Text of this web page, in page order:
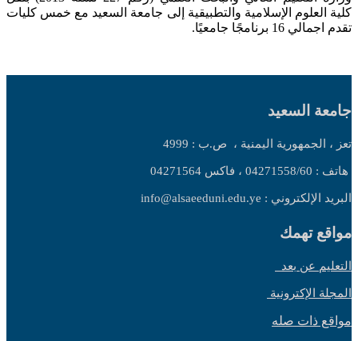
كلية العلوم الإسلامية والتطبيقية إلى جامعة السعيد مع خمس كليات
تقدم اجمالي 16 برنامجًا جامعيًا.
جامعة السعيد
تعز ، الجمهورية اليمنية ، ص.ب : 4999
هاتف : 04271558/60 ، فاكس 04271564
البريد الإلكتروني : info@alsaeeduni.edu.ye
مواقع تهمك
التعليم عن بعد
المجلة الإكترونية
مواقع ذات صله